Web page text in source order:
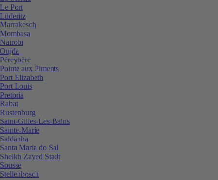
Le Port
Lüderitz
Marrakesch
Mombasa
Nairobi
Oujda
Péreybère
Pointe aux Piments
Port Elizabeth
Port Louis
Pretoria
Rabat
Rustenburg
Saint-Gilles-Les-Bains
Sainte-Marie
Saldanha
Santa Maria do Sal
Sheikh Zayed Stadt
Sousse
Stellenbosch